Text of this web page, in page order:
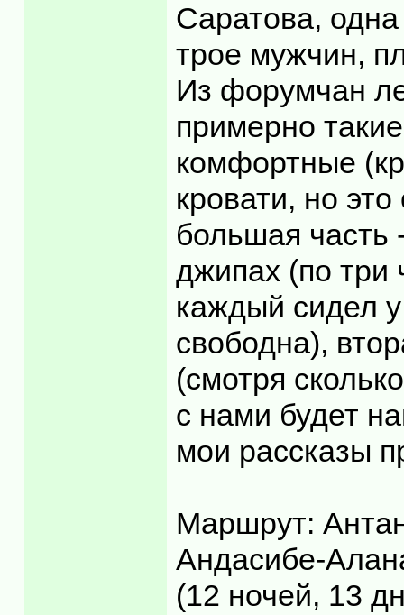
Саратова,
трое мужчин,
Из форумчан
примерно
комфортные
кровати, но
большая часть
джипах (по три
каждый сидел
свободна),
(смотря
с нами будет
мои рассказы
Маршрут:
Андасибе-
(12 ночей, 13